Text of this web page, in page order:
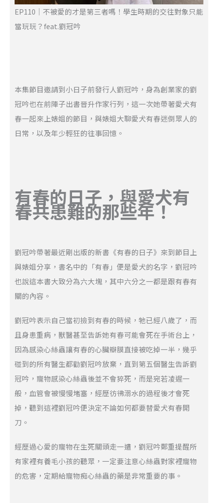
EP110｜不被愛的才是第三者嗎！學生時期的交往對象只能
當玩玩？feat.劉冠吟
本集節目邀請到小日子前發行人劉冠吟，身為創業家的劉
冠吟也在前陣子出書晉升作家行列，這一次她帶著愛犬有
春一起來上婊姐的節目，與婊姐大聊愛犬有春迷倒眾人的
日常，以及年少輕狂的往事回憶。
有春的日子，與愛犬有
春共患難的那些年！
劉冠吟帶著最近剛出版的新書《有春的日子》來到節目上
與婊姐分享，書名中的「有春」便是愛犬的名字，劉冠吟
也說這本書大致分為六大塊，其中六分之一都是跟有春有
關的內容。
劉冠吟表示自己當初撿到有春的時候，牠已經八歲了，而
且身患重病，獸醫甚至告訴她有春可能會死在手術台上，
因為感染心絲蟲讓有春的心臟瓣膜直接被吃掉一半，幾乎
碰到的所有醫生都勸劉冠吟放棄，直到第五個醫生告訴劉
冠吟，寵物感染心絲蟲後並不會猝死，而是宛若凌遲一
般，血管會被慢慢堵塞，經歷彷彿溺水的過程後才會死
掉，聽到這裡劉冠吟便決定不論如何都要替愛犬有春開
刀。
經歷過心愛的寵物在生死關頭走一遭，劉冠吟鄭重提醒所
有家裡有養毛小孩的聽眾，一定要注意心絲蟲對家裡寵物
的危害，定期給寵物痴心絲蟲的藥是非常重要的事。